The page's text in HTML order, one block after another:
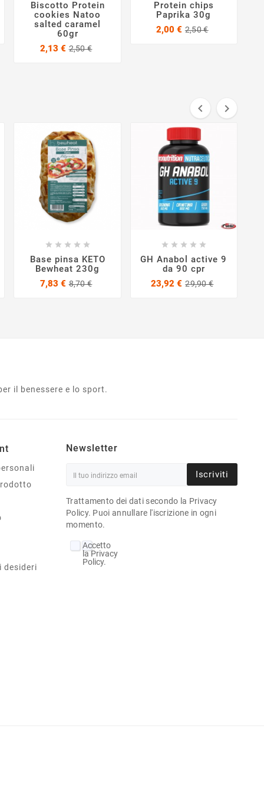
Biscotto Protein
cookies Natoo
salted caramel
60gr
2,13 € 2,50 €
Protein chips
Paprika 30g
2,00 € 2,50 €
 

    
Base pinsa KETO
Bewheat 230g
7,83 € 8,70 €


    
GH Anabol active 9
da 90 cpr
23,92 € 29,90 €
il benessere e lo sport.
desideri
Newsletter
Iscriviti
Trattamento dei dati secondo la Privacy
Policy. Puoi annullare l'iscrizione in ogni
momento.
Accetto
la Privacy
Policy.